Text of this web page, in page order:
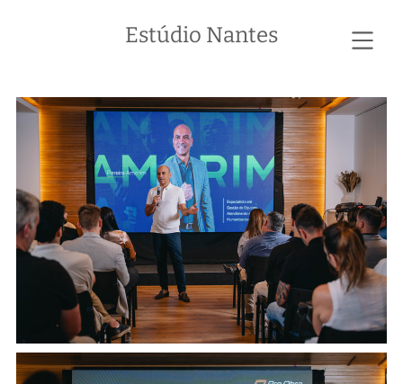
Estúdio Nantes